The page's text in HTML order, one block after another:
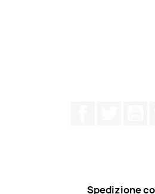
Spedizione